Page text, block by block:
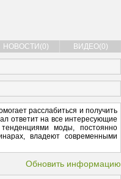
НОВОСТИ(0) ВИДЕО(0)
расслабиться и получить
ответит на все интересующие
моды, постоянно
владеют современными
Обновить информацию